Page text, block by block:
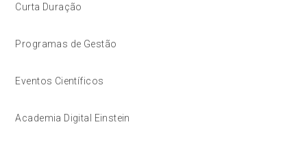
Curta Duração
Programas de Gestão
Eventos Científicos
Academia Digital Einstein